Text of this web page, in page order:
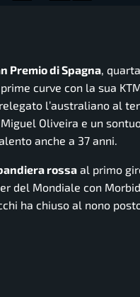
Premio di Spagna,
curve con la sua
l’australiano al
Oliveira e un
anche a 37 anni.
rossa al primo
del Mondiale con
ha chiuso al nono